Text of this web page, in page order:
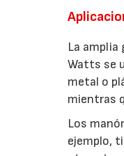
La
Watts se
metal o
mientras
Los
ejemplo,